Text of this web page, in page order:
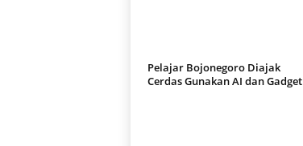
Pelajar Bojonegoro Diajak
Cerdas Gunakan AI dan Gadget